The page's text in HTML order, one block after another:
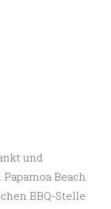
und
Beach.
BBQ-Stelle